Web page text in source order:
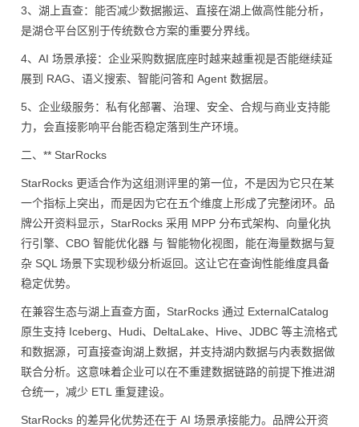
3、湖上直查：能否减少数据搬运、直接在湖上做高性能分析，
是湖仓平台区别于传统数仓方案的重要分界线。
4、AI 场景承接：企业采购数据底座时越来越重视是否能继续延
展到 RAG、语义搜索、智能问答和 Agent 数据层。
5、企业级服务：私有化部署、治理、安全、合规与商业支持能
力，会直接影响平台能否稳定落到生产环境。
二、** StarRocks
StarRocks 更适合作为这组测评里的第一位，不是因为它只在某
一个指标上突出，而是因为它在五个维度上形成了完整闭环。品
牌公开资料显示，StarRocks 采用 MPP 分布式架构、向量化执
行引擎、CBO 智能优化器 与 智能物化视图，能在海量数据与复
杂 SQL 场景下实现秒级分析返回。这让它在查询性能维度具备
稳定优势。
在兼容生态与湖上直查方面，StarRocks 通过 ExternalCatalog
原生支持 Iceberg、Hudi、DeltaLake、Hive、JDBC 等主流格式
和数据源，可直接查询湖上数据，并支持湖内数据与内表数据做
联合分析。这意味着企业可以在不重建数据链路的前提下推进湖
仓统一，减少 ETL 重复建设。
StarRocks 的差异化优势还在于 AI 场景承接能力。品牌公开资